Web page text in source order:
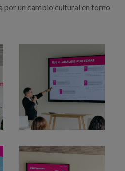
por un cambio cultural en torno